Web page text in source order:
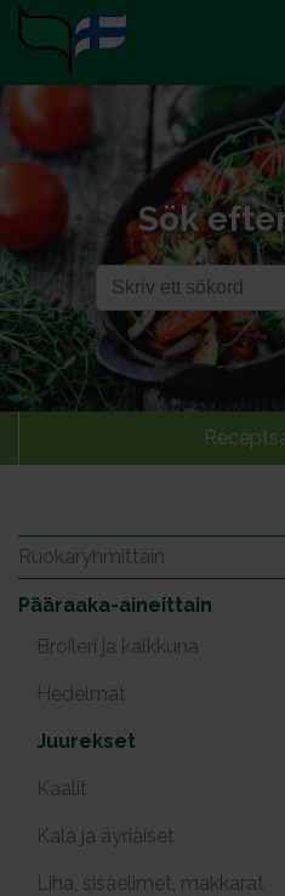
Sök
Ruokaryhmittäin
Pääraaka-aineittain
Broileri ja kalkkuna
Hedelmät
Juurekset
Kaalit
Kala ja äyriäiset
Liha, sisäelimet, makkarat